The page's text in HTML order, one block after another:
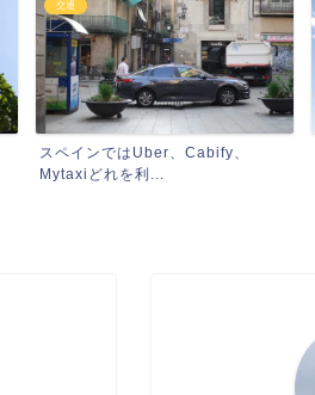
交通
スペインではUber、Cabify、
Mytaxiどれを利...